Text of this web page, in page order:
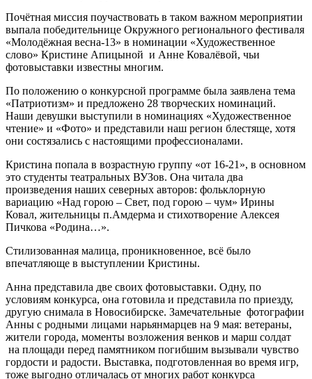
Почётная миссия поучаствовать в таком важном мероприятии
выпала победительнице Окружного регионального фестиваля
«Молодёжная весна-13» в номинации «Художественное
слово» Кристине Апицыной и Анне Ковалёвой, чьи
фотовыставки известны многим.
По положению о конкурсной программе была заявлена тема
«Патриотизм» и предложено 28 творческих номинаций.
Наши девушки выступили в номинациях «Художественное
чтение» и «Фото» и представили наш регион блестяще, хотя
они состязались с настоящими профессионалами.
Кристина попала в возрастную группу «от 16-21», в основном
это студенты театральных ВУЗов. Она читала два
произведения наших северных авторов: фольклорную
вариацию «Над горою – Свет, под горою – чум» Ирины
Ковал, жительницы п.Амдерма и стихотворение Алексея
Пичкова «Родина…».
Стилизованная малица, проникновенное, всё было
впечатляюще в выступлении Кристины.
Анна представила две своих фотовыставки. Одну, по
условиям конкурса, она готовила и представила по приезду,
другую снимала в Новосибирске. Замечательные фотографии
Анны с родными лицами нарьянмарцев на 9 мая: ветераны,
жители города, моменты возложения венков и марш солдат
на площади перед памятником погибшим вызывали чувство
гордости и радости. Выставка, подготовленная во время игр,
тоже выгодно отличалась от многих работ конкурса